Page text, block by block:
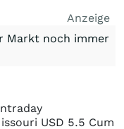
Anzeige
Markt noch immer